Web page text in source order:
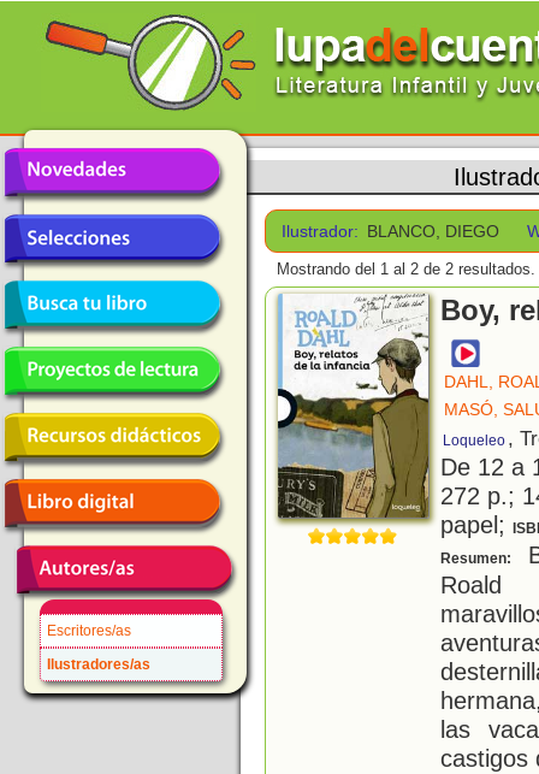
Escritores/as
Ilustradores/as
Ilustrador: BLANCO, DIEGO
Mostrando del 1 al 2 de 2 resultados.
Boy,
DAHL,
MASÓ,
Loqueleo ,
De 12 a
272 p.;
papel;
Resumen:
Roald
las
castigos